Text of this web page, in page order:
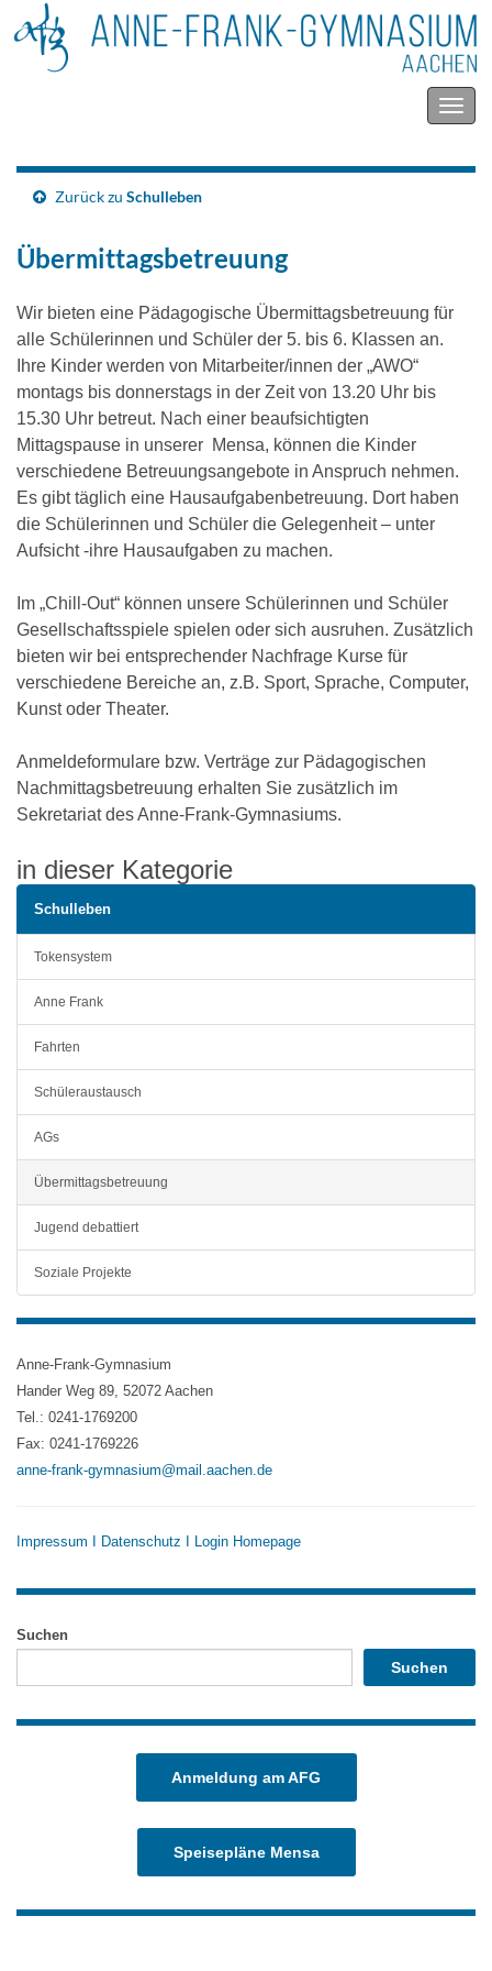
Zurück zu Schulleben
Übermittagsbetreuung
Wir bieten eine Pädagogische Übermittagsbetreuung für
alle Schülerinnen und Schüler der 5. bis 6. Klassen an.
Ihre Kinder werden von Mitarbeiter/innen der „AWO“
montags bis donnerstags in der Zeit von 13.20 Uhr bis
15.30 Uhr betreut. Nach einer beaufsichtigten
Mittagspause in unserer Mensa, können die Kinder
verschiedene Betreuungsangebote in Anspruch nehmen.
Es gibt täglich eine Hausaufgabenbetreuung. Dort haben
die Schülerinnen und Schüler die Gelegenheit – unter
Aufsicht -ihre Hausaufgaben zu machen.
Im „Chill-Out“ können unsere Schülerinnen und Schüler
Gesellschaftsspiele spielen oder sich ausruhen. Zusätzlich
bieten wir bei entsprechender Nachfrage Kurse für
verschiedene Bereiche an, z.B. Sport, Sprache, Computer,
Kunst oder Theater.
Anmeldeformulare bzw. Verträge zur Pädagogischen
Nachmittagsbetreuung erhalten Sie zusätzlich im
Sekretariat des Anne-Frank-Gymnasiums.
in dieser Kategorie
Schulleben
Tokensystem
Anne Frank
Fahrten
Schüleraustausch
AGs
Übermittagsbetreuung
Jugend debattiert
Soziale Projekte
Anne-Frank-Gymnasium
Hander Weg 89, 52072 Aachen
Tel.: 0241-1769200
Fax: 0241-1769226
anne-frank-gymnasium@mail.aachen.de
Impressum Datenschutz Login Homepage
Suchen
Suchen
Anmeldung am AFG
Speisepläne Mensa